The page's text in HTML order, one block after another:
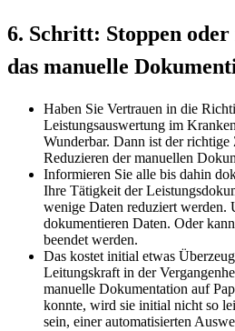
6. Schritt: Stoppen
das manuelle
Haben Sie Vertrauen in die
Leistungsauswertung im
Wunderbar. Dann ist der
Reduzieren der manuellen
Informieren Sie alle bis dahin
Ihre Tätigkeit der
wenige Daten reduziert werden.
dokumentieren Daten. Oder
beendet werden.
Das kostet initial etwas
Leitungskraft in der
manuelle Dokumentation auf
konnte, wird sie initial nicht so
sein, einer automatisierten